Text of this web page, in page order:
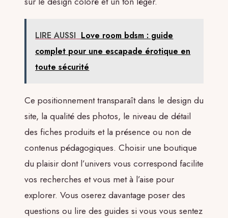
LIRE AUSSI Love room bdsm : guide
complet pour une escapade érotique en
toute sécurité
Ce positionnement transparaît dans le design du
site, la qualité des photos, le niveau de détail
des fiches produits et la présence ou non de
contenus pédagogiques. Choisir une boutique
du plaisir dont l’univers vous correspond facilite
vos recherches et vous met à l’aise pour
explorer. Vous oserez davantage poser des
questions ou lire des guides si vous vous sentez